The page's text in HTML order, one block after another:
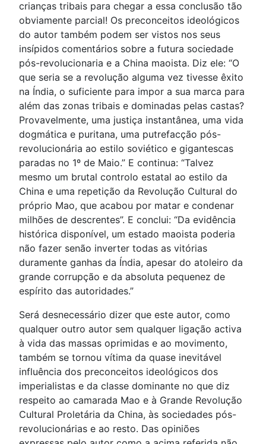
crianças tribais para chegar a essa conclusão tão
obviamente parcial! Os preconceitos ideológicos
do autor também podem ser vistos nos seus
insípidos comentários sobre a futura sociedade
pós-revolucionaria e a China maoista. Diz ele: “O
que seria se a revolução alguma vez tivesse êxito
na Índia, o suficiente para impor a sua marca para
além das zonas tribais e dominadas pelas castas?
Provavelmente, uma justiça instantânea, uma vida
dogmática e puritana, uma putrefacção pós-
revolucionária ao estilo soviético e gigantescas
paradas no 1º de Maio.” E continua: “Talvez
mesmo um brutal controlo estatal ao estilo da
China e uma repetição da Revolução Cultural do
próprio Mao, que acabou por matar e condenar
milhões de descrentes”. E conclui: “Da evidência
histórica disponível, um estado maoista poderia
não fazer senão inverter todas as vitórias
duramente ganhas da Índia, apesar do atoleiro da
grande corrupção e da absoluta pequenez de
espírito das autoridades.”
Será desnecessário dizer que este autor, como
qualquer outro autor sem qualquer ligação activa
à vida das massas oprimidas e ao movimento,
também se tornou vítima da quase inevitável
influência dos preconceitos ideológicos dos
imperialistas e da classe dominante no que diz
respeito ao camarada Mao e à Grande Revolução
Cultural Proletária da China, às sociedades pós-
revolucionárias e ao resto. Das opiniões